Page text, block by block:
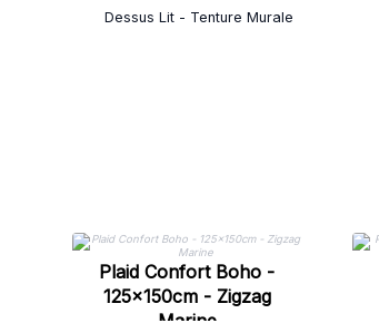
Dessus Lit - Tenture Murale
Plaid Confort Boho -
125x150cm - Zigzag
Marine